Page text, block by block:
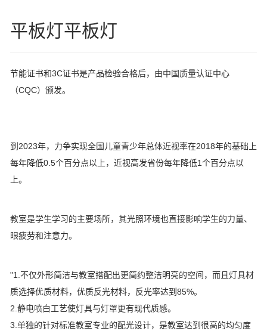
平板灯平板灯
节能证书和3C证书是产品检验合格后，由中国质量认证中心
（CQC）颁发。
到2023年，力争实现全国儿童青少年总体近视率在2018年的基础上
每年降低0.5个百分点以上，近视高发省份每年降低1个百分点以
上。
教室是学生学习的主要场所，其光照环境也直接影响学生的力量、
眼疲劳和注意力。
"1.不仅外形简洁与教室搭配出更简约整洁明亮的空间，而且灯具材
质选择优质材料，优质反光材料，反光率达到85%。
2.静电喷白工艺使灯具与灯罩更有现代质感。
3.单独的针对标准教室专业的配光设计，是教室达到很高的均匀度